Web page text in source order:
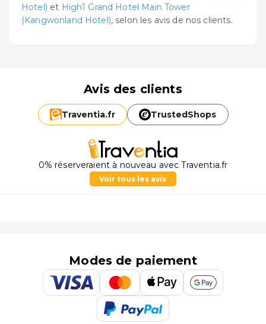
Hotel) et High1 Grand Hotel Main Tower
(Kangwonland Hotel), selon les avis de nos clients.
Avis des clients
Traventia.fr TrustedShops
0% réserveraient à nouveau avec Traventia.fr
Voir tous les avis
Modes de paiement